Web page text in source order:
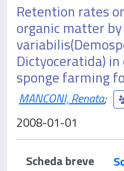
Retention rates
organic matter
Dictyoceratida)
sponge farming
MANCONI, Renata;
2008-01-01
Scheda breve